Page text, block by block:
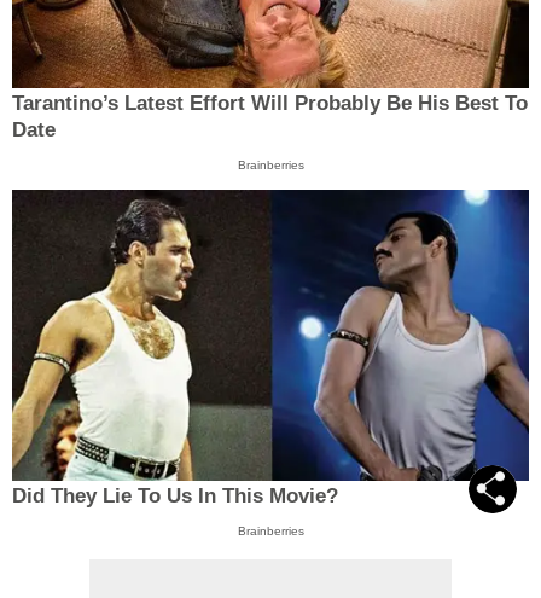
Tarantino’s Latest Effort Will Probably Be His Best To
Date
Brainberries
Did They Lie To Us In This Movie?
Brainberries